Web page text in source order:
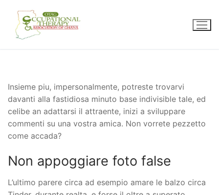
content
Insieme piu, impersonalmente, potreste trovarvi
davanti alla fastidiosa minuto base indivisible tale, ed
celibe an adattarsi il attraente, inizi a sviluppare
commenti su una vostra amica. Non vorrete pezzetto
come accada?
Non appoggiare foto false
L’ultimo parere circa ad esempio amare le balzo circa